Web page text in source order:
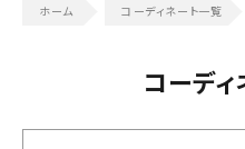
コーディネート一覧
コーデ